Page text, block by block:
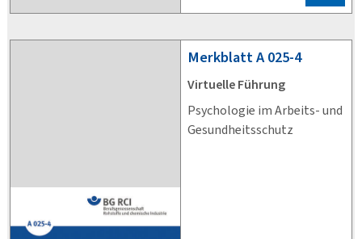
MerkblattA 025-4
Virtuelle Führung
Psychologie im Arbeits- und
Gesundheitsschutz